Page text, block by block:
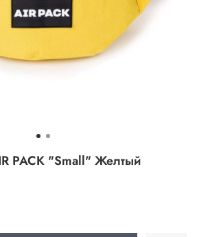
PACK "Small" Желтый